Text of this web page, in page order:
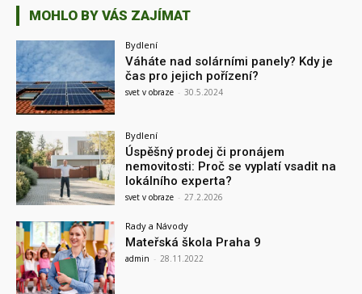
MOHLO BY VÁS ZAJÍMAT
Bydlení
Váháte nad solárními panely? Kdy je
čas pro jejich pořízení?
svet v obraze - 30.5.2024
Bydlení
Úspěšný prodej či pronájem
nemovitosti: Proč se vyplatí vsadit na
lokálního experta?
svet v obraze - 27.2.2026
Rady a Návody
Mateřská škola Praha 9
admin - 28.11.2022